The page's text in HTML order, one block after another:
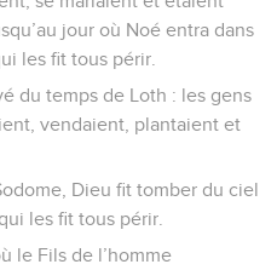
jour où Noé entra dans
les fit tous périr.
du temps de Loth : les gens
vendaient, plantaient et
Dieu fit tomber du ciel
les fit tous périr.
le Fils de l’homme